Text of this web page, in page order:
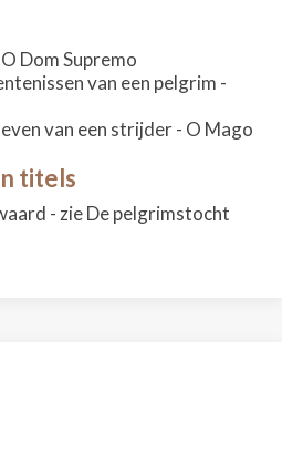
Dom Supremo
van een pelgrim -
van een strijder - O Mago
titels
- zie De pelgrimstocht